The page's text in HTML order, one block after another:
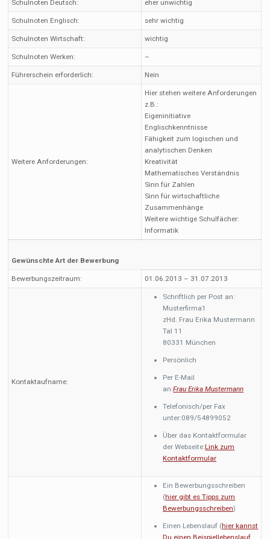
Schulnoten Deutsch: eher unwichtig
Schulnoten Englisch: sehr wichtig
Schulnoten Wirtschaft: wichtig
Schulnoten Werken: –
Führerschein erforderlich: Nein
Weitere Anforderungen:
Hier stehen weitere Anforderungen
z.B.:
Eigeninitiative
Englischkenntnisse
Fähigkeit zum logischen und
analytischen Denken
Kreativität
Mathematisches Verständnis
Sinn für Zahlen
Sinn für wirtschaftliche
Zusammenhänge
Weitere wichtige Schulfächer:
Informatik
Gewünschte Art der Bewerbung
Bewerbungszeitraum: 01.06.2013 – 31.07.2013
Kontaktaufname:
Schriftlich per Post an:
Musterfirma1
zHd. Frau Erika Mustermann
Tal 11
80331 München
Persönlich
Per E-Mail
an:Frau Erika Mustermann
Telefonisch/per Fax
unter:089/54899052
Über das Kontaktformular
der Webseite:Link zum
Kontaktformular
Ein Bewerbungsschreiben
(hier gibt es Tipps zum
Bewerbungsschreiben)
Einen Lebenslauf (hier kannst
Du einen Beispiellebenslauf